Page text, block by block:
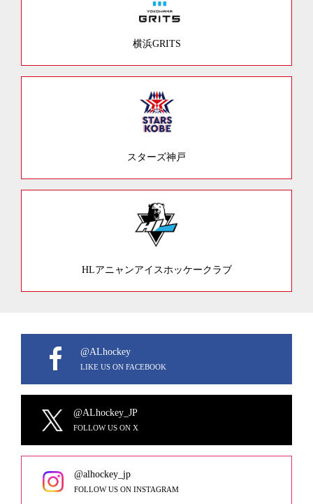
横浜GRITS
スターズ神戸
HLアニャンアイスホッケークラブ
@ALhockey
LIKE US ON FACEBOOK
@ALhockey_JP
FOLLOW US ON X
@alhockey_jp
FOLLOW US ON INSTAGRAM